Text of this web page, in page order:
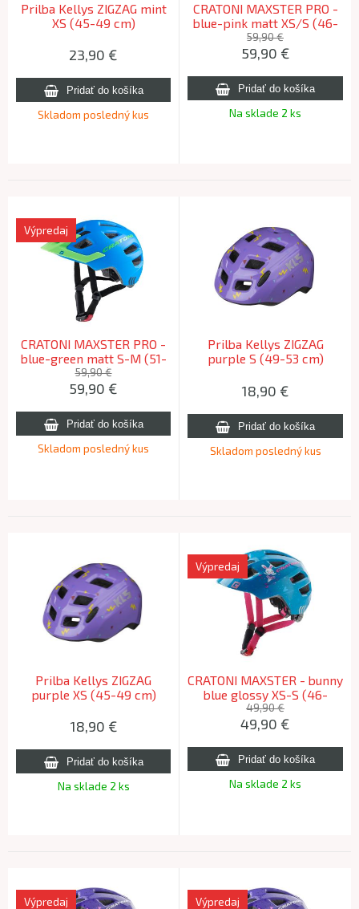
Prilba Kellys ZIGZAG mint
XS (45-49 cm)
23,90 €
Skladom posledný kus
CRATONI MAXSTER PRO -
blue-pink matt XS/S (46-
51cm)
59,90 €
59,90 €
Na sklade 2 ks
CRATONI MAXSTER PRO -
blue-green matt S-M (51-
56cm)
Výpredaj
59,90 €
59,90 €
Skladom posledný kus
Prilba Kellys ZIGZAG
purple S (49-53 cm)
18,90 €
Skladom posledný kus
Prilba Kellys ZIGZAG
purple XS (45-49 cm)
18,90 €
Na sklade 2 ks
CRATONI MAXSTER - bunny
blue glossy XS-S (46-
51cm)
Výpredaj
49,90 €
49,90 €
Na sklade 2 ks
Výpredaj Výpredaj